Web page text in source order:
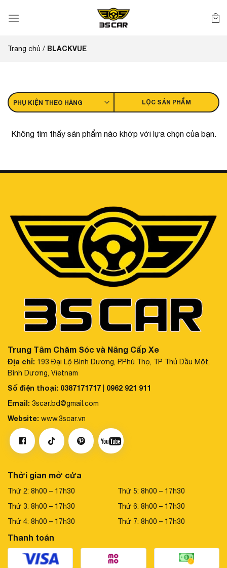
qua
dung
Trang chủ / BLACKVUE
LỌC SẢN PHẨM
Không tìm thấy sản phẩm nào khớp với lựa chọn của bạn.
Trung Tâm Chăm Sóc và Nâng Cấp Xe
Địa chỉ: 193 Đại Lộ Bình Dương, P.Phú Thọ, TP Thủ Dầu Một,
Bình Dương, Vietnam
Số điện thoại: 0387171717
0962 921 911
Email: 3scar.bd@gmail.com
Website: www.3scar.vn
Thời gian mở cửa
Thứ 2: 8h00 – 17h30
Thứ 3: 8h00 – 17h30
Thứ 4: 8h00 – 17h30
Thứ 5: 8h00 – 17h30
Thứ 6: 8h00 – 17h30
Thứ 7: 8h00 – 17h30
Thanh toán